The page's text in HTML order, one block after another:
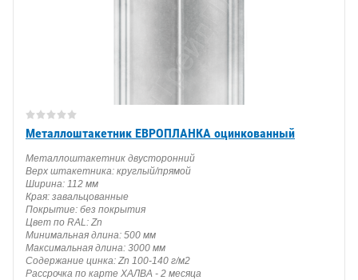
Металлоштакетник ЕВРОПЛАНКА оцинкованный
Металлоштакетник двусторонний
Верх штакетника: круглый/прямой
Ширина: 112 мм
Края: завальцованные
Покрытие: без покрытия
Цвет по RAL: Zn
Минимальная длина: 500 мм
Максимальная длина: 3000 мм
Содержание цинка: Zn 100-140 г/м2
Рассрочка по карте ХАЛВА - 2 месяца